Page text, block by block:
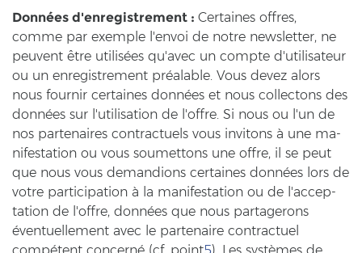
Données d'en­re­gis­tre­ment : Cer­tai­nes off­res,
comme par ex­emp­le l'envoi de notre news­let­ter, ne
peu­vent être utilisées qu'avec un comp­te d'uti­li­sa­teur
ou un en­re­gis­tre­ment préalable. Vous devez alors
nous four­nir cer­tai­nes données et nous coll­ec­tons des
données sur l'uti­li­sa­ti­on de l'offre. Si nous ou l'un de
nos par­ten­aires con­trac­tu­els vous in­vi­tons à une ma­
ni­fes­ta­ti­on ou vous sou­met­tons une offre, il se peut
que nous vous de­man­di­ons cer­tai­nes données lors de
votre par­ti­ci­pa­ti­on à la ma­ni­fes­ta­ti­on ou de l'ac­cep­
tati­on de l'offre, données que nous par­ta­ge­rons
éventuellement avec le par­ten­aire con­trac­tu­el